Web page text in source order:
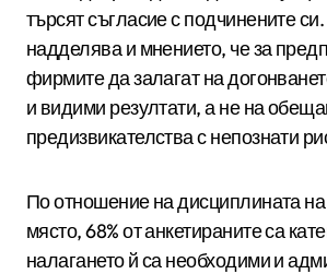
търсят съгласие с подчинените
надделява и мнението, че за
фирмите да залагат на
и видими резултати, а не на
предизвикателства с непознати
По отношение на дисциплината
място, 68% от анкетираните са
налагането й са необходими и